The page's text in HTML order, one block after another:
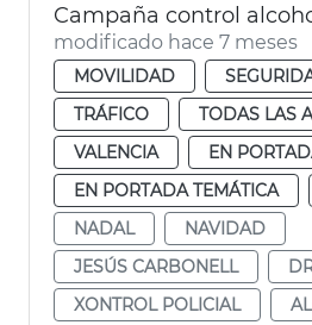
modificado hace 7 meses
MOVILIDAD
TRÁFICO
TODAS LAS
VALENCIA
EN
EN PORTADA TEMÁTICA
NADAL
NAVIDAD
JESÚS CARBONELL
XONTROL POLICIAL